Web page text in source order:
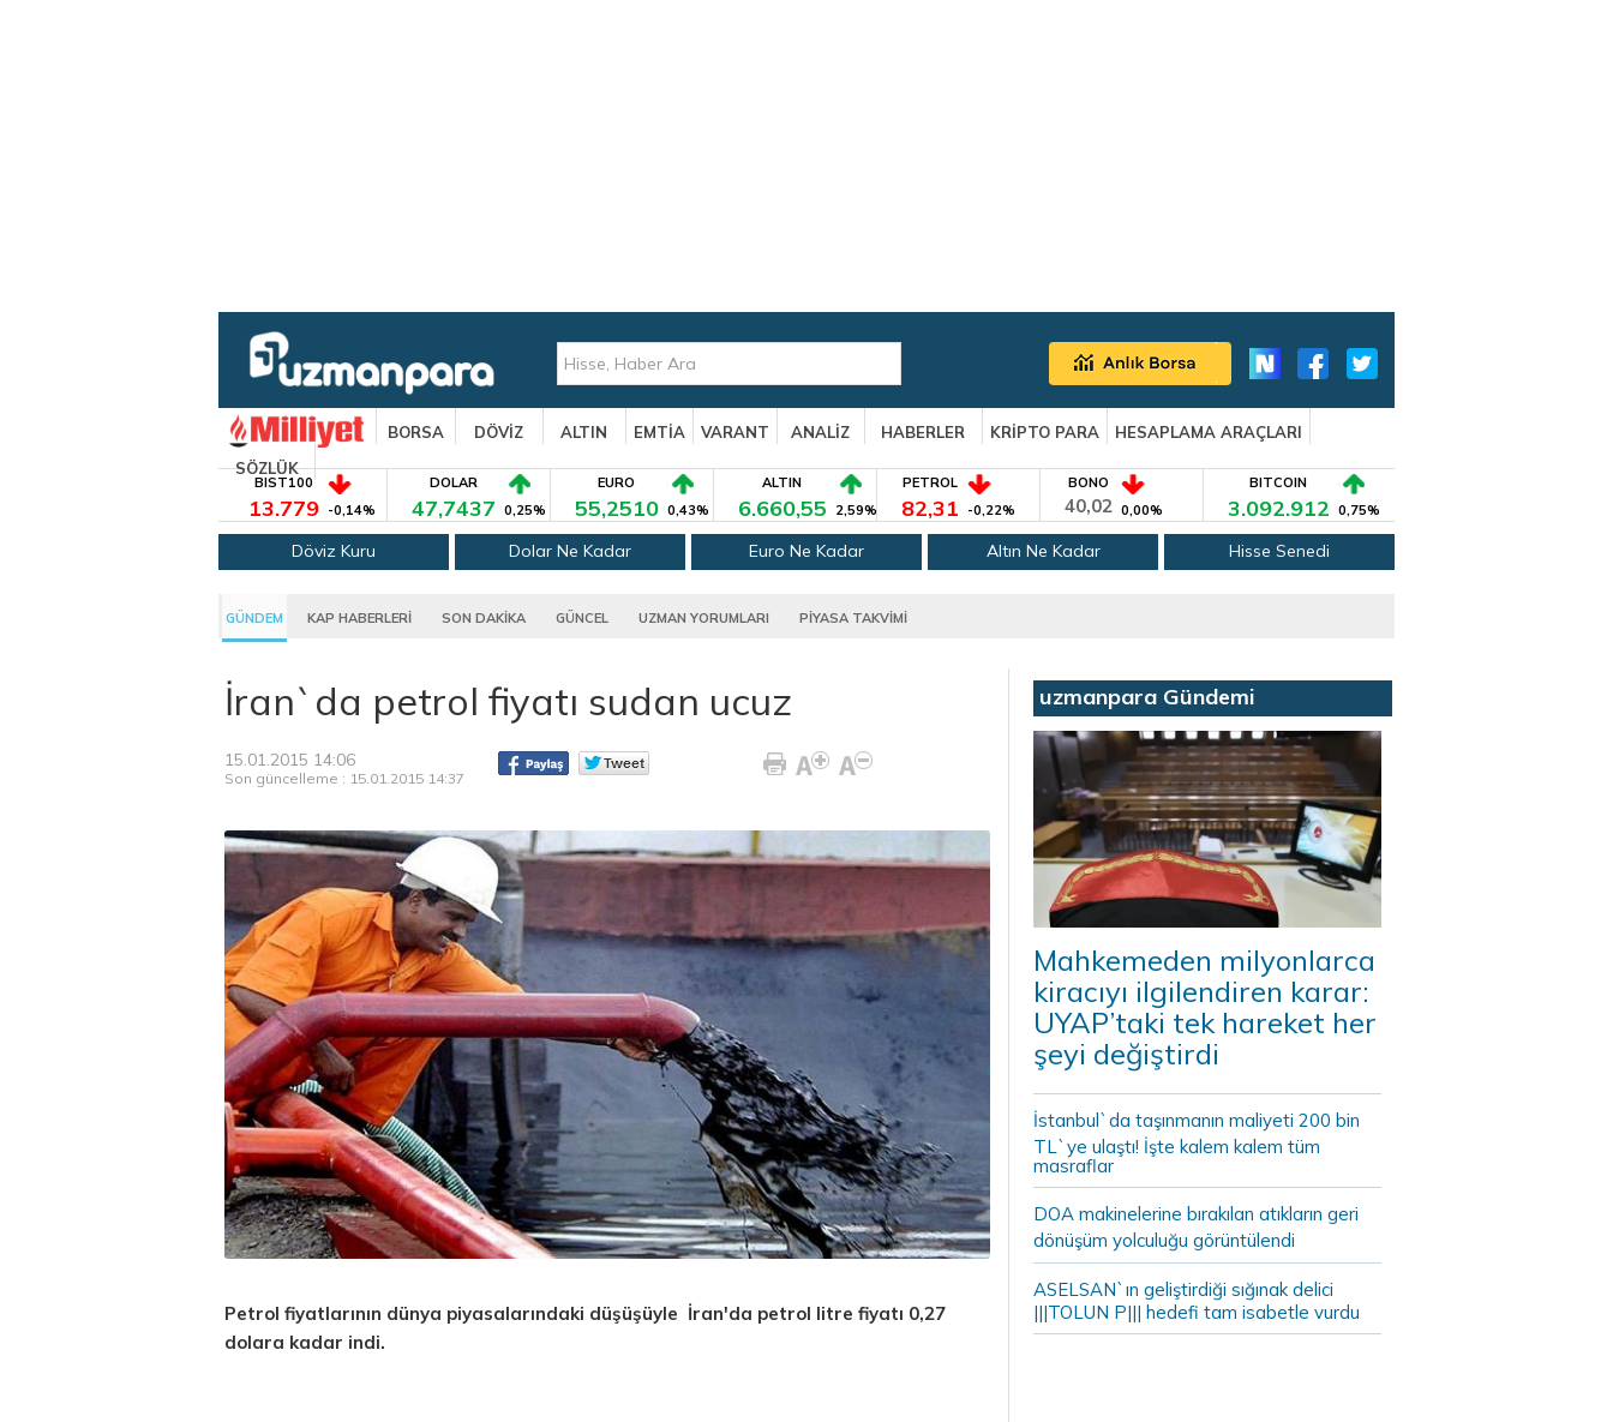
BORSA DÖVİZ ALTIN EMTİA VARANT ANALİZ HABERLER KRİPTO PARA
HESAPLAMA ARAÇLARI
SÖZLÜK
BIST100
13.779 -0,14%
DOLAR
47,7437 0,25%
EURO
55,2510 0,43%
ALTIN
6.660,55 2,59%
PETROL
82,31 -0,22%
BONO
40,02 0,00%
BITCOIN
3.092.912 0,75%
Döviz Kuru Dolar Ne Kadar Euro Ne Kadar Altın Ne Kadar Hisse Senedi
GÜNDEM KAP HABERLERİ SON DAKİKA GÜNCEL UZMAN YORUMLARI PİYASA TAKVİMİ
İran`da petrol fiyatı sudan ucuz
15.01.2015 14:06
Son güncelleme : 15.01.2015 14:37
Petrol fiyatlarının dünya piyasalarındaki düşüşüyle İran'da petrol litre fiyatı 0,27
dolara kadar indi.
uzmanpara Gündemi
Mahkemeden milyonlarca
kiracıyı ilgilendiren karar:
UYAP’taki tek hareket her
şeyi değiştirdi
İstanbul`da taşınmanın maliyeti 200 bin
TL`ye ulaştı! İşte kalem kalem tüm
masraflar
DOA makinelerine bırakılan atıkların geri
dönüşüm yolculuğu görüntülendi
ASELSAN`ın geliştirdiği sığınak delici
|||TOLUN P||| hedefi tam isabetle vurdu